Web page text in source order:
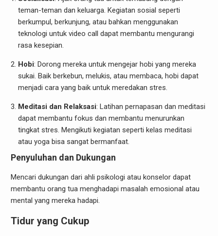
teman-teman dan keluarga. Kegiatan sosial seperti
berkumpul, berkunjung, atau bahkan menggunakan
teknologi untuk video call dapat membantu mengurangi
rasa kesepian.
Hobi: Dorong mereka untuk mengejar hobi yang mereka
sukai. Baik berkebun, melukis, atau membaca, hobi dapat
menjadi cara yang baik untuk meredakan stres.
Meditasi dan Relaksasi: Latihan pernapasan dan meditasi
dapat membantu fokus dan membantu menurunkan
tingkat stres. Mengikuti kegiatan seperti kelas meditasi
atau yoga bisa sangat bermanfaat.
Penyuluhan dan Dukungan
Mencari dukungan dari ahli psikologi atau konselor dapat
membantu orang tua menghadapi masalah emosional atau
mental yang mereka hadapi.
Tidur yang Cukup